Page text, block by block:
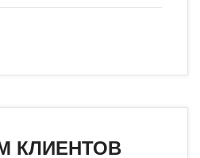
КЛИЕНТОВ